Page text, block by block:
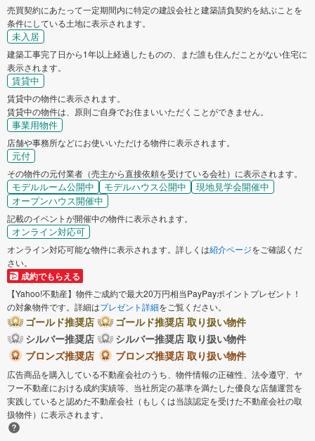
売買契約にあたって一定期間内に特定の建設会社と建築請負契約を結ぶことを
条件にしている土地に表示されます。
未入居
建築工事完了日から1年以上経過したものの、まだ誰も住んだことがない住宅に
表示されます。
賃貸中
賃貸中の物件に表示されます。
賃貸中の物件は、原則ご自身でお住まいいただくことができません。
事業用物件
店舗や事務所などにお使いいただける物件に表示されます。
元付
その物件の元付業者（売主から直接依頼を受けている会社）に表示されます。
モデルルーム公開中 モデルハウス公開中
現地見学会開催中
オープンハウス開催中
記載のイベントが開催中の物件に表示されます。
オンライン対応可
オンライン対応可能な物件に表示されます。詳しくは紹介ページをご確認くだ
さい。
成約でもらえる
【Yahoo!不動産】物件ご成約で最大20万円相当PayPayポイントプレゼント！
の対象物件です。詳細はプレゼント詳細をご覧ください。
ゴールド推奨店
ゴールド推奨店 取り扱い物件
シルバー推奨店
シルバー推奨店 取り扱い物件
ブロンズ推奨店
ブロンズ推奨店 取り扱い物件
広告商品を購入している不動産会社のうち、物件情報の正確性、法令遵守、ヤ
フー不動産における成約実績等、当社所定の基準を満たした優良な店舗運営を
実践していると認めた不動産会社（もしくは当該認定を受けた不動産会社の取
扱物件）に表示されます。